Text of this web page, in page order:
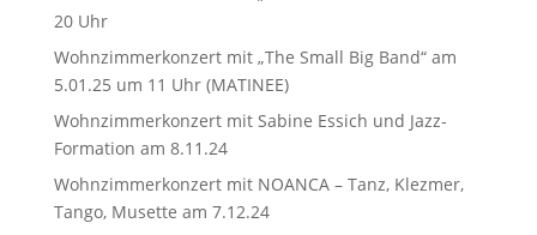
20 Uhr
Wohnzimmerkonzert mit „The Small Big Band“ am
5.01.25 um 11 Uhr (MATINEE)
Wohnzimmerkonzert mit Sabine Essich und Jazz-
Formation am 8.11.24
Wohnzimmerkonzert mit NOANCA – Tanz, Klezmer,
Tango, Musette am 7.12.24